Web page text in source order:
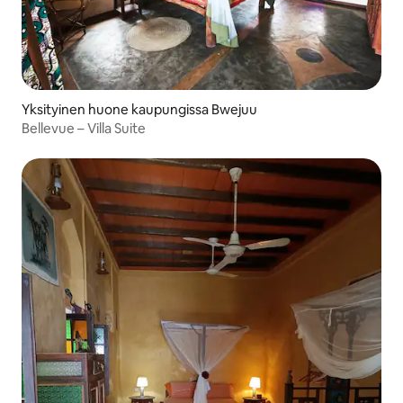
Yksityinen huone kaupungissa Bwejuu
Bellevue – Villa Suite